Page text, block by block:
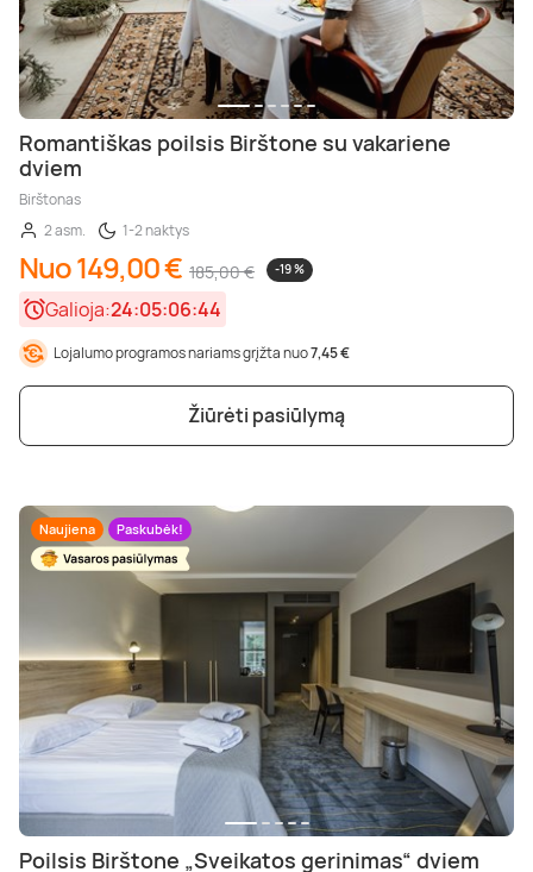
Romantiškas poilsis Birštone su vakariene
dviem
Birštonas
2 asm.
1-2 naktys
Nuo 149,00 € 185,00 € -19 %
Galioja:24:05:06:42
Lojalumo programos nariams grįžta nuo7,45 €
Žiūrėti pasiūlymą
Naujiena Paskubėk!
Poilsis Birštone „Sveikatos gerinimas“ dviem